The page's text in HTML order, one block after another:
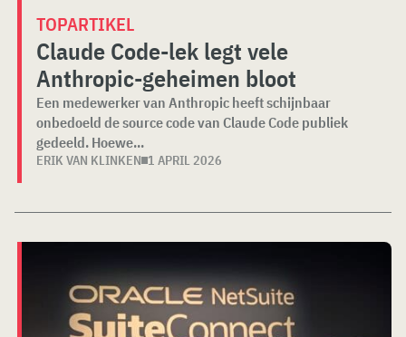
TOPARTIKEL
Claude Code-lek legt vele
Anthropic-geheimen bloot
Een medewerker van Anthropic heeft schijnbaar
onbedoeld de source code van Claude Code publiek
gedeeld. Hoewe...
ERIK VAN KLINKEN 1 APRIL 2026